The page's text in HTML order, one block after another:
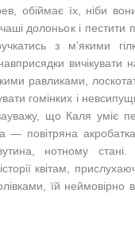
обіймає їх, ніби
долоньок і пестити
з м’якими
вичікувати
равликами,
гомінких і
що Каля уміє
— повітряна
нотному стані.
квітам,
їй неймовірно